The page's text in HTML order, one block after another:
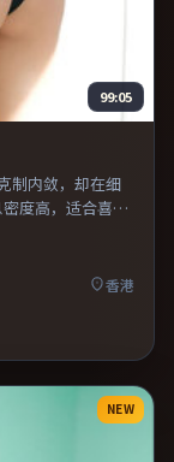
99:05
制内敛，却在细
度高，适合喜欢
香港
NEW